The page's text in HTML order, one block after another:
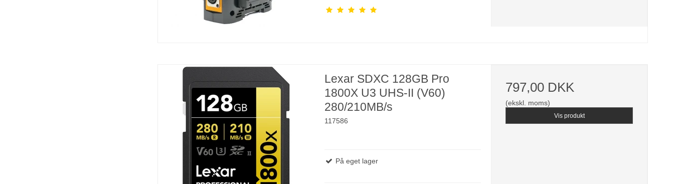
Lexar SDXC 128GB Pro
1800X U3 UHS-II (V60)
280/210MB/s
117586
På eget lager
797,00 DKK
(ekskl. moms)
Vis produkt